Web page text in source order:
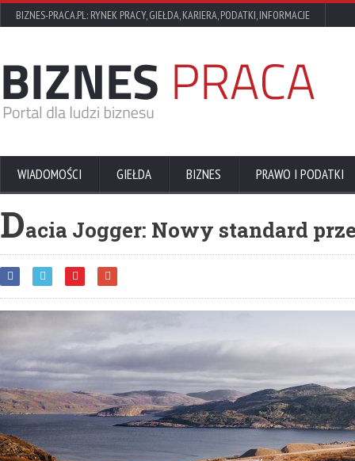
BIZNES-PRACA.PL: RYNEK PRACY, GIEŁDA, KARIERA, PODATKI, INFORMACJE
WIADOMOŚCI GIEŁDA BIZNES PRAWO I PODATKI
Dacia Jogger: Nowy standard